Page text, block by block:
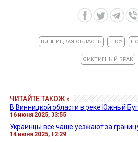
ВИННИЦКАЯ ОБЛАСТЬ ГПСУ
ФИКТИВНЫЙ БРАК
ЧИТАЙТЕ ТАКОЖ »
В Винницкой области в реке Южный
16 июня 2025, 03:55
Украинцы все чаще уезжают за
14 июня 2025, 12:29